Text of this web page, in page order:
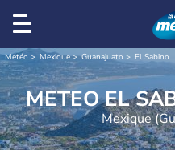
Météo Mexique Guanajuato El Sabino
METEO
Mexique